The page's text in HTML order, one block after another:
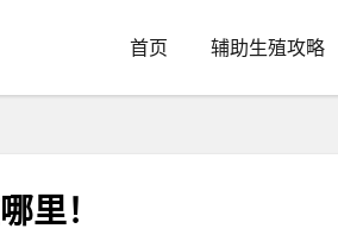
首页 辅助生殖攻略
里！